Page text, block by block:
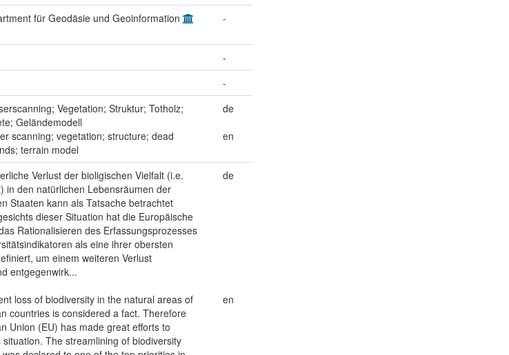
für Geodäsie und Geoinformation -
-
-
Vegetation; Struktur; Totholz;
Geländemodell
de
scanning; vegetation; structure; dead
terrain model
en
Verlust der bioligischen Vielfalt (i.e.
in den natürlichen Lebensräumen der
Staaten kann als Tatsache betrachtet
dieser Situation hat die Europäische
Rationalisieren des Erfassungsprozesses
als eine ihrer obersten
um einem weiteren Verlust
entgegenwirk...
de
loss of biodiversity in the natural areas of
countries is considered a fact. Therefore
Union (EU) has made great efforts to
The streamlining of biodiversity
en